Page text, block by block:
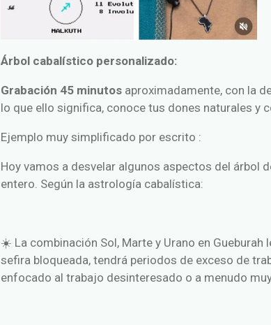
Árbol cabalístico personalizado:
Grabación 45 minutos aproximadamente, con la
lo que ello significa, conoce tus dones naturales y
Ejemplo muy simplificado por escrito :
Hoy vamos a desvelar algunos aspectos del árbol
entero. Según la astrología cabalística:
☀️ La combinación Sol, Marte y Urano en
sefira bloqueada, tendrá periodos de exceso de
enfocado al trabajo desinteresado o a menudo